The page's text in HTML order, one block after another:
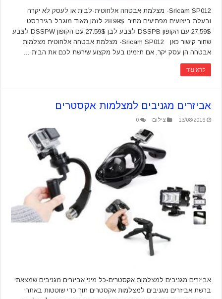
Sricam SP012- מצלמת אבטחה אלחוטית-לבית או לעסק לא יקרה
ובעלת ביצועים מפתיעים מחיר: 28.99$ לזמן מאוד מוגבל בגירבסט
27.59$ עם הקופון DSSPB לצבע לבן 27.59$ עם הקופון DSSPW לצבע
שחור קישור כאן Sricam SP012- מצלמת אבטחה אלחוטית מצלמות
אבטחה הן עסק יקר, אם תזמינו בעל מקצוע שירשת לכם את הבית …
קרא עוד
אביזרים מגניבים למצלמות אקסטרים
13/08/2016 צילום 0
אביזרים מגניבים למצלמות אקסטרים-כל מיני אביזרים מגניבים שמצאתי
ברשת אביזרים מגניבים למצלמות אקסטרים תוך כדי שוטטות באתרי